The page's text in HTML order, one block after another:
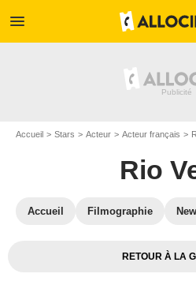
menu
Accueil Stars Acteur Acteur français
Rio
Accueil Filmographie
RETOUR À LA